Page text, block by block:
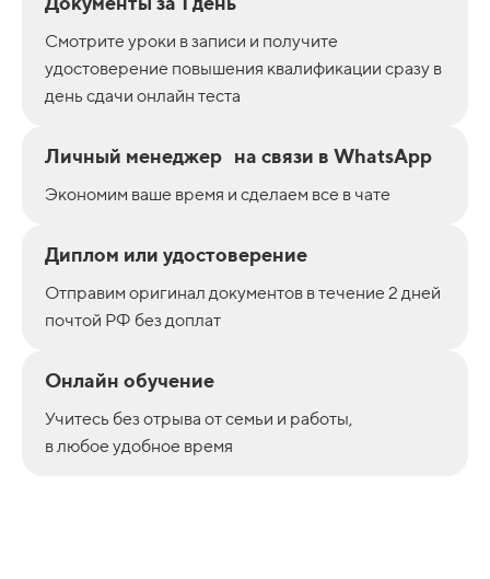
Смотрите уроки в записи и получите
удостоверение повышения квалификации сразу в
день сдачи онлайн теста
Личный менеджер на связи в WhatsApp
Экономим ваше время и сделаем все в чате
Диплом или удостоверение
Отправим оригинал документов в течение 2 дней
почтой РФ без доплат
Онлайн обучение
Учитесь без отрыва от семьи и работы,
в любое удобное время